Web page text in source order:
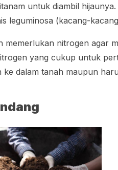
untuk diambil
leguminosa (kacang-
memerlukan nitrogen agar
yang cukup untuk
ke dalam tanah maupun